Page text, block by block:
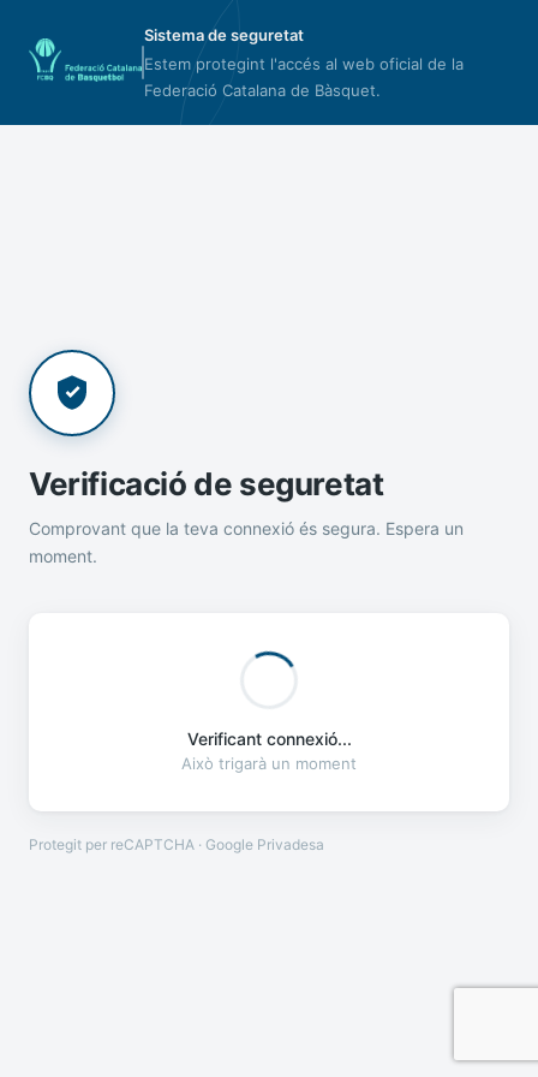
Sistema de seguretat
Estem protegint l'accés al web oficial de la
Federació Catalana de Bàsquet.
Verificació de seguretat
Comprovant que la teva connexió és segura. Espera un
moment.
Verificant connexió...
Això trigarà un moment
Protegit per reCAPTCHA · Google Privadesa